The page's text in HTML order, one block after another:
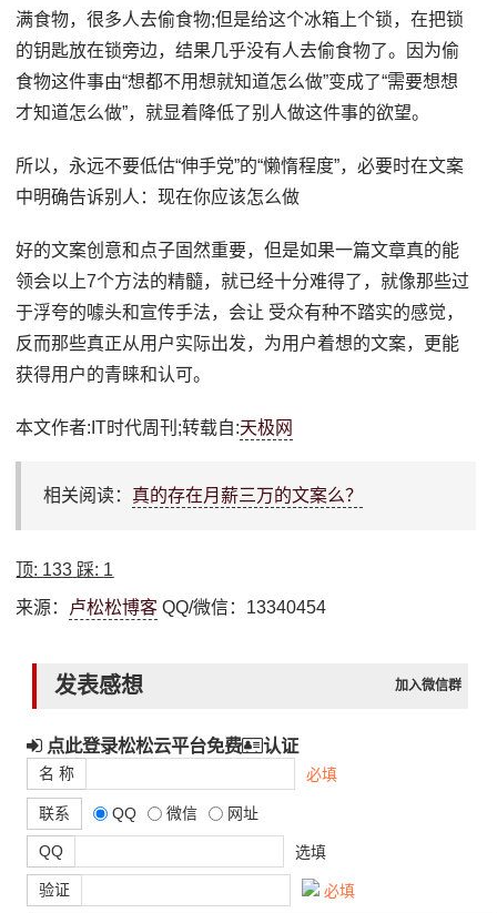
满食物，很多人去偷食物;但是给这个冰箱上个锁，在把锁
的钥匙放在锁旁边，结果几乎没有人去偷食物了。因为偷
食物这件事由“想都不用想就知道怎么做”变成了“需要想想
才知道怎么做”，就显着降低了别人做这件事的欲望。
所以，永远不要低估“伸手党”的“懒惰程度”，必要时在文案
中明确告诉别人：现在你应该怎么做
好的文案创意和点子固然重要，但是如果一篇文章真的能
领会以上7个方法的精髓，就已经十分难得了，就像那些过
于浮夸的噱头和宣传手法，会让 受众有种不踏实的感觉，
反而那些真正从用户实际出发，为用户着想的文案，更能
获得用户的青睐和认可。
本文作者:IT时代周刊;转载自:天极网
相关阅读： 真的存在月薪三万的文案么？
顶: 133 踩: 1
来源： 卢松松博客 QQ/微信：13340454
发表感想 加入微信群
点此登录松松云平台免费 认证
名 称 必填
联系 QQ 微信 网址
QQ 选填
验证 必填